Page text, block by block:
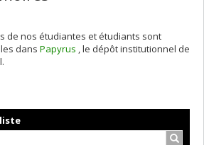
de nos étudiantes et étudiants sont
dans Papyrus , le dépôt institutionnel de